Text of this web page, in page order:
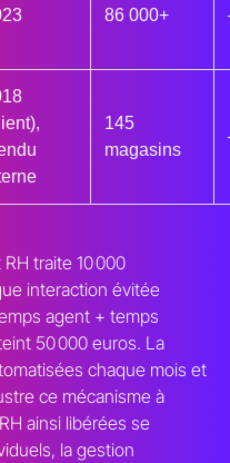
86 000+
145
magasins
traite 10 000
interaction évitée
agent + temps
50 000 euros. La
chaque mois et
ce mécanisme à
ainsi libérées se
la gestion